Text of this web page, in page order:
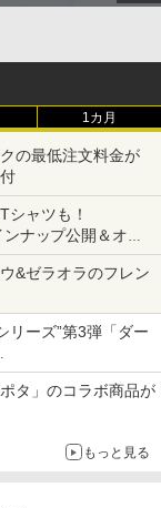
1カ月
の最低注文料金が
シャツも！
ナップ公開＆オン
&ゼラオラのフレン
リーズ”第3弾「ダー
大型チーズバーガー
タ」のコラボ商品が
もっと見る